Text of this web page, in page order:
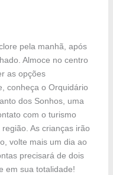
pela manhã, após
Almoce no centro
as opções
conheça o Orquidário
dos Sonhos, uma
com o turismo
As crianças irão
volte mais um dia ao
precisará de dois
em sua totalidade!